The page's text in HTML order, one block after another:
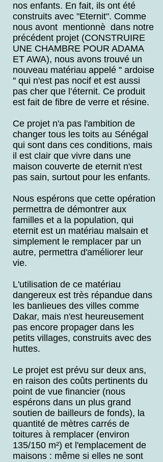
nos enfants. En fait, ils ont été
construits avec "Eternit". Comme
nous avont mentionnè dans notre
précédent projet (CONSTRUIRE
UNE CHAMBRE POUR ADAMA
ET AWA), nous avons trouvé un
nouveau matériau appelé '' ardoise
'' qui n'est pas nocif et est aussi
pas cher que l’éternit. Ce produit
est fait de fibre de verre et résine.
Ce projet n'a pas l'ambition de
changer tous les toits au Sénégal
qui sont dans ces conditions, mais
il est clair que vivre dans une
maison couverte de eternit n'est
pas sain, surtout pour les enfants.
Nous espérons que cette opération
permettra de démontrer aux
familles et a la population, qui
eternit est un matériau malsain et
simplement le remplacer par un
autre, permettra d'améliorer leur
vie.
L'utilisation de ce matériau
dangereux est très répandue dans
les banlieues des villes comme
Dakar, mais n'est heureusement
pas encore propager dans les
petits villages, construits avec des
huttes.
Le projet est prévu sur deux ans,
en raison des coûts pertinents du
point de vue financier (nous
espérons dans un plus grand
soutien de bailleurs de fonds), la
quantité de mètres carrés de
toitures à remplacer (environ
135/150 m²) et l'emplacement de
maisons : même si elles ne sont